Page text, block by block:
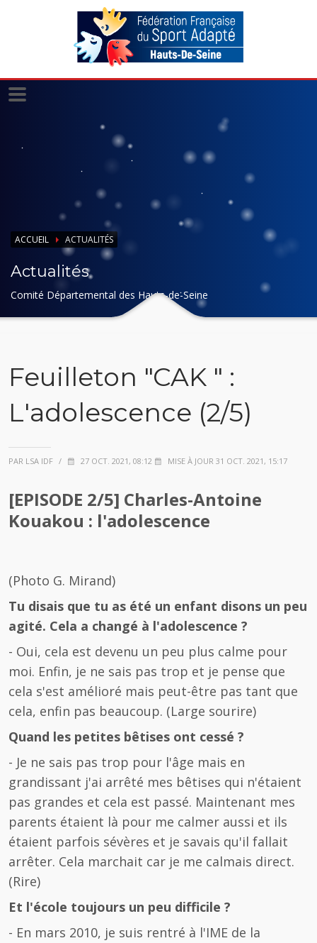
ACCUEIL ACTUALITÉS
Actualités
Comité Départemental des Hauts-de-Seine
Feuilleton "CAK " :
L'adolescence (2/5)
PAR LSA IDF / 27 OCT. 2021, 08:12 MISE À JOUR 31 OCT. 2021, 15:17
[EPISODE 2/5] Charles-Antoine
Kouakou : l'adolescence
(Photo G. Mirand)
Tu disais que tu as été un enfant disons un peu
agité. Cela a changé à l'adolescence ?
- Oui, cela est devenu un peu plus calme pour
moi. Enfin, je ne sais pas trop et je pense que
cela s'est amélioré mais peut-être pas tant que
cela, enfin pas beaucoup. (Large sourire)
Quand les petites bêtises ont cessé ?
- Je ne sais pas trop pour l'âge mais en
grandissant j'ai arrêté mes bêtises qui n'étaient
pas grandes et cela est passé. Maintenant mes
parents étaient là pour me calmer aussi et ils
étaient parfois sévères et je savais qu'il fallait
arrêter. Cela marchait car je me calmais direct.
(Rire)
Et l'école toujours un peu difficile ?
- En mars 2010, je suis rentré à l'IME de la
Panneau de gestion des cookies